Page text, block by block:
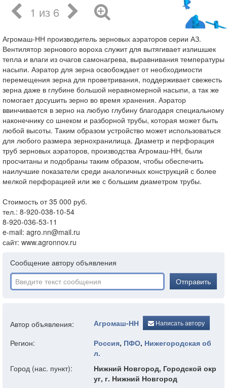
1 из 6
Агромаш-НН производитель зерновых аэраторов серии АЗ.
Вентилятор зернового вороха служит для вытягивает излишшек
тепла и влаги из очагов самонагрева, выравнивания температуры
насыпи. Аэратор для зерна освобождает от необходимости
перемещения зерна для проветривания, поддерживает свежесть
зерна даже в глубине большой неравномерной насыпи, а так же
помогает досушить зерно во время хранения. Аэратор
ввинчивается в зерно на любую глубину благодаря специальному
наконечнику со шнеком и разборной трубы, которая может быть
любой высоты. Таким образом устройство может использоваться
для любого размера зернохранилища. Диаметр и перфорация
труб зерновых аэраторов, производства Агромаш-НН, были
просчитаны и подобраны таким образом, чтобы обеспечить
наилучшие показатели среди аналогичных конструкций с более
мелкой перфорацией или же с большим диаметром трубы.
Стоимость от 35 000 руб.
тел.: 8-920-038-10-54
8-920-036-53-11
e-mail: agro.nn@mail.ru
сайт: www.agronnov.ru
Сообщение автору объявления
Отправить
Автор объявления: Агромаш-НН Написать автору
Регион: Россия, ПФО, Нижегородская об
л.
Город (нас. пункт):
Нижний Новгород, Городской окр
уг, г. Нижний Новгород